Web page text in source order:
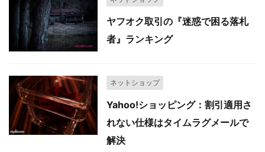
ヤフオク取引の『迷惑で困る落札
者』ランキング
ネットショップ
Yahoo!ショッピング：割引適用さ
れない仕様はタイムラグメールで
解決